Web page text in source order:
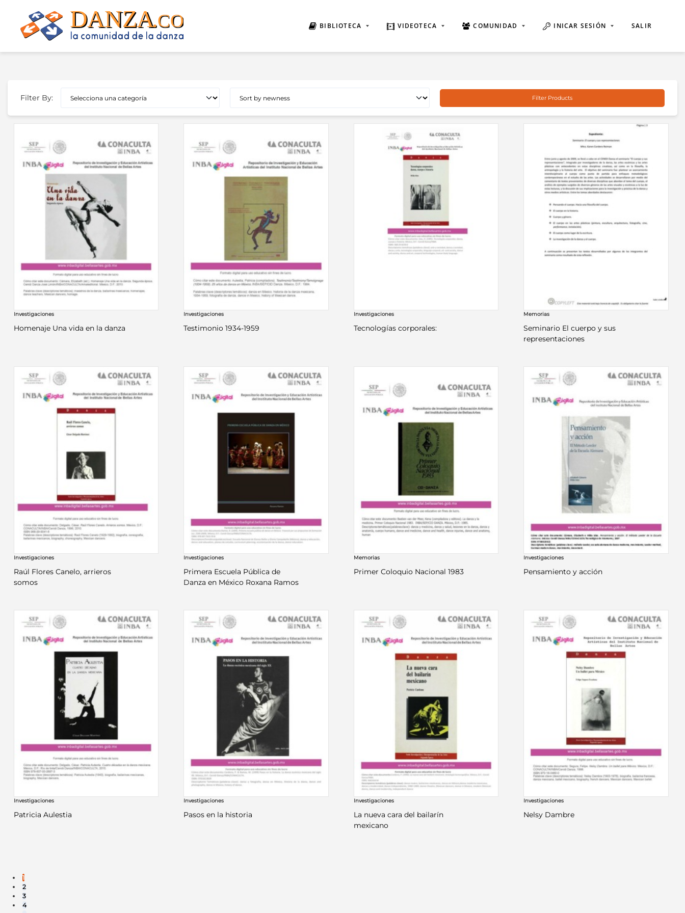
content
BIBLIOTECA VIDEOTECA COMUNIDAD INICAR SESIÓN SALIR
Filter By: Filter Products
Investigaciones
Homenaje Una vida en la danza
Investigaciones
Testimonio 1934-1959
Investigaciones
Tecnologías corporales:
Memorias
Seminario El cuerpo y sus
representaciones
Investigaciones
Raúl Flores Canelo, arrieros
somos
Investigaciones
Primera Escuela Pública de
Danza en México Roxana Ramos
Memorias
Primer Coloquio Nacional 1983
Investigaciones
Pensamiento y acción
Investigaciones
Patricia Aulestia
Investigaciones
Pasos en la historia
Investigaciones
La nueva cara del bailarín
mexicano
Investigaciones
Nelsy Dambre
1
2
3
4